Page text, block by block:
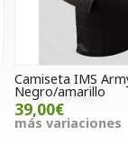
Cazadora de
Atena
165,00€
más